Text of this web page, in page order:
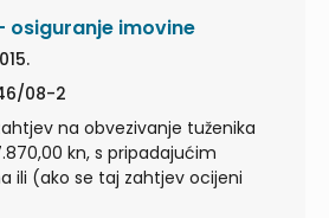
osiguranje imovine
08-2
na obvezivanje tuženika
kn, s pripadajućim
ili (ako se taj zahtjev ocijeni